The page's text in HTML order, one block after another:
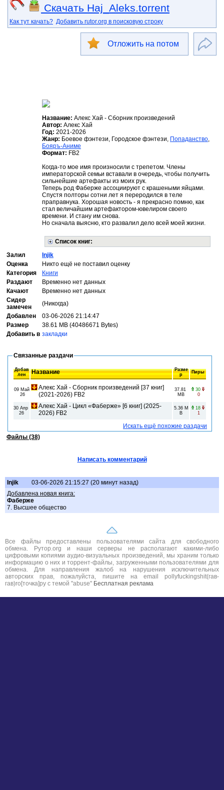
Скачать Haj_Aleks.torrent
Как тут качать? Добавить rutor.org в поисковую строку
Отложить на потом
Название: Алекс Хай - Сборник произведений
Автор: Алекс Хай
Год: 2021-2026
Жанр: Боевое фэнтези, Городское фэнтези, Попаданство,
Бояръ-Аниме
Формат: FB2
Когда-то мое имя произносили с трепетом. Члены
императорской семьи вставали в очередь, чтобы получить
сильнейшие артефакты из моих рук.
Теперь род Фаберже ассоциируют с крашеными яйцами.
Спустя полторы сотни лет я переродился в теле
праправнука. Хорошая новость - я прекрасно помню, как
стал величайшим артефактором-ювелиром своего
времени. И стану им снова.
Но сначала выясню, кто развалил дело всей моей жизни.
Список книг:
Залил
Injik
Оценка
Никто ещё не поставил оценку
Категория
Книги
Раздают
Временно нет данных
Качают
Временно нет данных
Сидер
замечен
(Никогда)
Добавлен
03-06-2026 21:14:47
Размер
38.61 MB (40486671 Bytes)
Добавить в закладки
Связанные раздачи
Добав
лен
Название
Разме
р
Пиры
09 Май
26
Алекс Хай - Сборник произведений [37 книг]
(2021-2026) FB2
37.81
MB
30
0
30 Апр
26
Алекс Хай - Цикл «Фаберже» [6 книг] (2025-
2026) FB2
5.36 M
B
18
1
Искать ещё похожие раздачи
Файлы (38)
Написать комментарий
Injik
03-06-2026 21:15:27 (20 минут назад)
Добавлена новая книга:
Фаберже
7. Высшее общество
Все файлы предоставлены пользователями сайта для свободного
обмена. Рутор.org и наши серверы не располагают какими-либо
цифровыми копиями аудио-визуальных произведений, мы храним только
информацию о них и торрент-файлы, загруженными пользователями для
обмена. Для направления жалоб на нарушения исключительных
авторских прав, пожалуйста, пишите на email pollyfuckingshit(гав-
гав)ro[точка]ру с темой "abuse" Бесплатная реклама